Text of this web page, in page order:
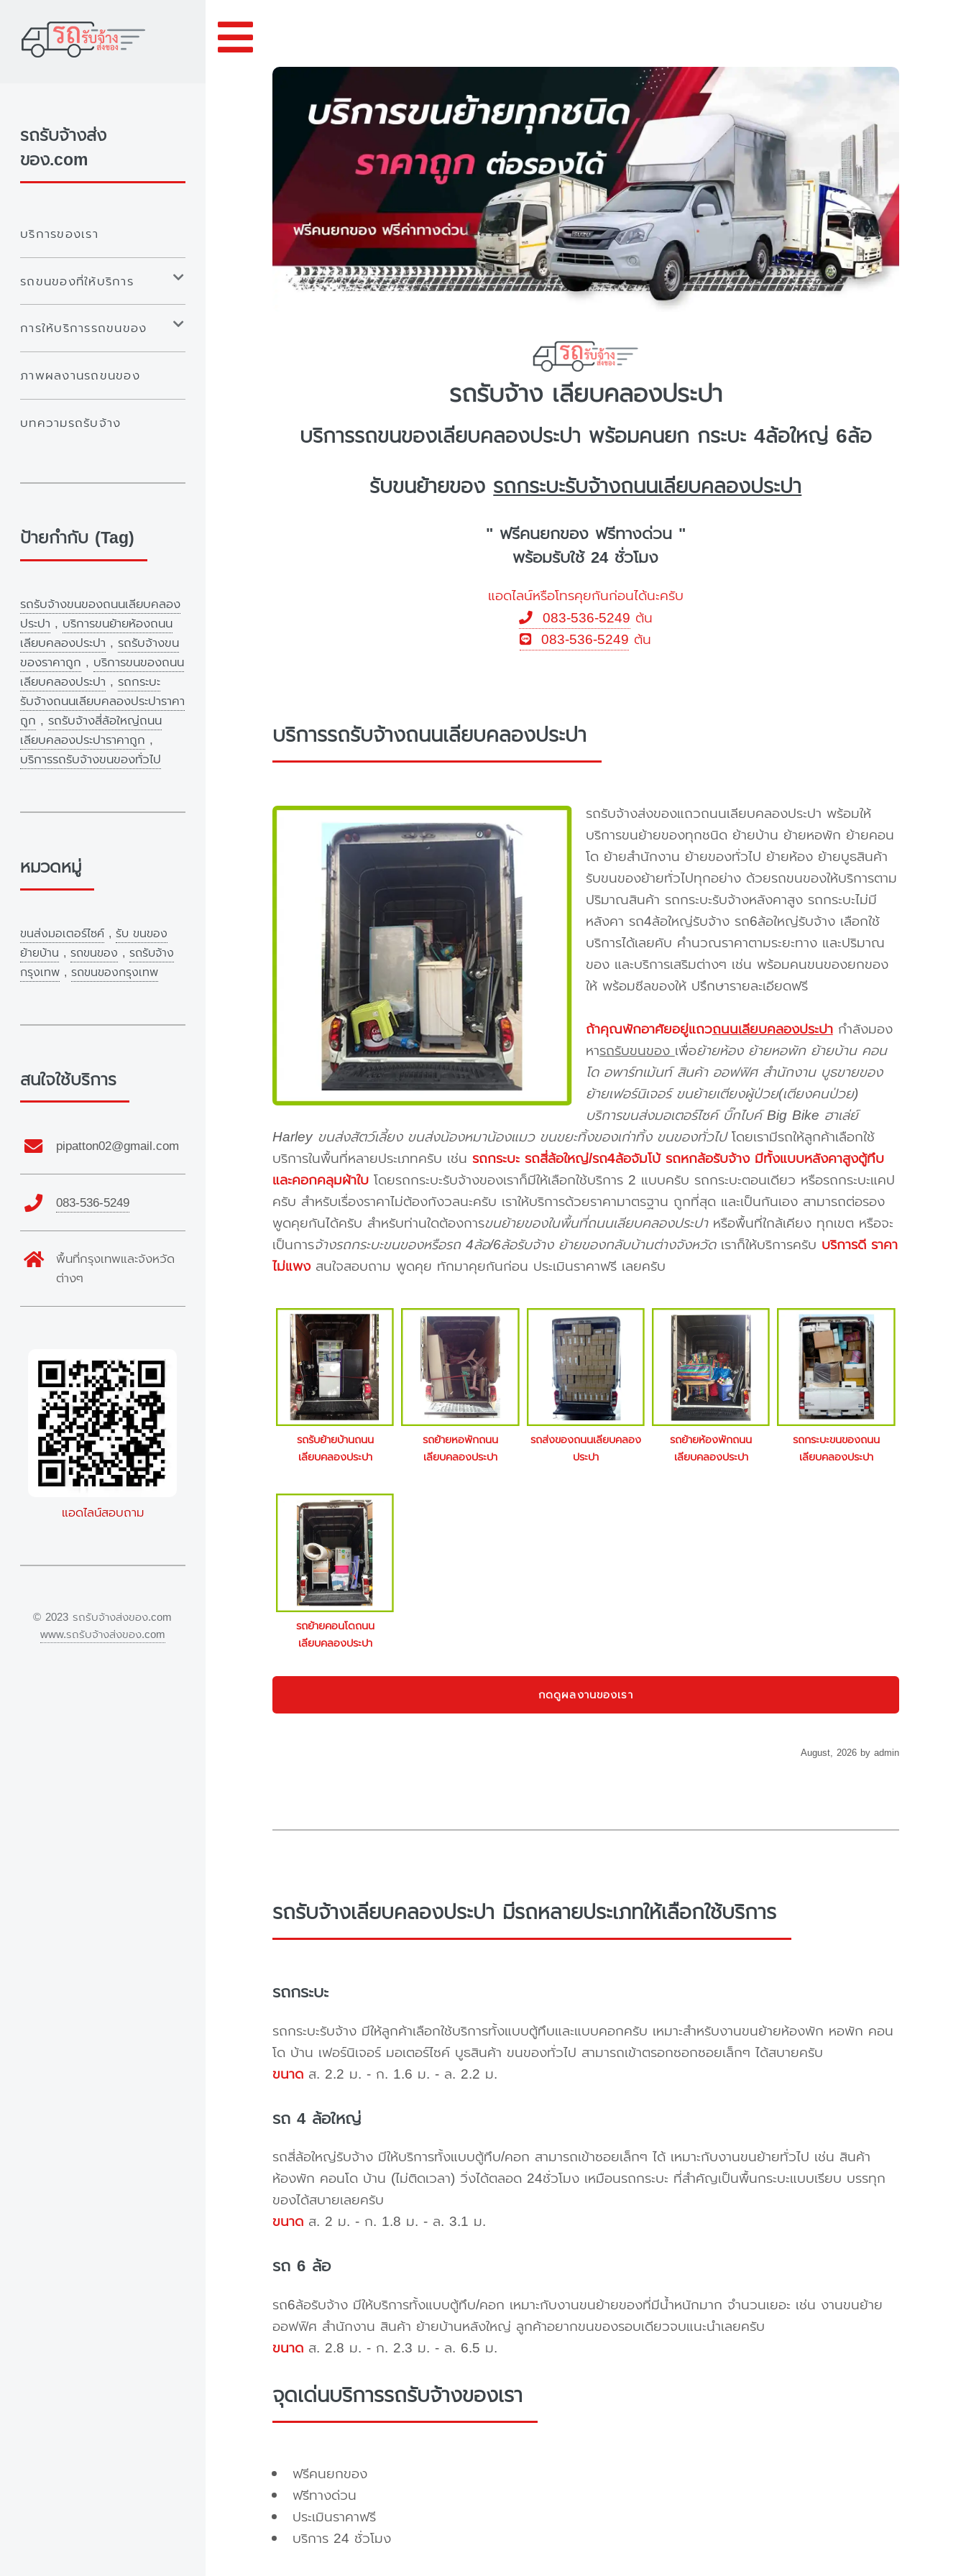
รถรับจ้าง เลียบคลองประปา
บริการรถขนของเลียบคลองประปา พร้อมคนยก กระบะ 4ล้อใหญ่ 6ล้อ
รับขนย้ายของรถกระบะรับจ้างถนนเลียบคลองประปา
" ฟรีคนยกของ ฟรีทางด่วน "
พร้อมรับใช้ 24 ชั่วโมง
แอดไลน์หรือโทรคุยกันก่อนได้นะครับ
083-536-5249 ต้น
083-536-5249 ต้น
บริการรถรับจ้างถนนเลียบคลองประปา
รถรับจ้างส่งของแถวถนนเลียบคลองประปา พร้อมให้
บริการขนย้ายของทุกชนิด ย้ายบ้าน ย้ายหอพัก ย้ายคอน
โด ย้ายสำนักงาน ย้ายของทั่วไป ย้ายห้อง ย้ายบูธสินค้า
รับขนของย้ายทั่วไปทุกอย่าง ด้วยรถขนของให้บริการตาม
ปริมาณสินค้า รถกระบะรับจ้างหลังคาสูง รถกระบะไม่มี
หลังคา รถ4ล้อใหญ่รับจ้าง รถ6ล้อใหญ่รับจ้าง เลือกใช้
บริการได้เลยคับ คำนวณราคาตามระยะทาง และปริมาณ
ของ และบริการเสริมต่างๆ เช่น พร้อมคนขนของยกของ
ให้ พร้อมซีลของให้ ปรึกษารายละเอียดฟรี
ถ้าคุณพักอาศัยอยู่แถวถนนเลียบคลองประปากำลังมอง
หารถรับขนของเพื่อย้ายห้อง ย้ายหอพัก ย้ายบ้าน คอน
โด อพาร์ทเม้นท์ สินค้า ออฟฟิศ สำนักงาน บูธขายของ
ย้ายเฟอร์นิเจอร์ ขนย้ายเตียงผู้ป่วย(เตียงคนป่วย)
บริการขนส่งมอเตอร์ไซค์ บิ๊กไบค์ Big Bike ฮาเล่ย์
Harley ขนส่งสัตว์เลี้ยง ขนส่งน้องหมาน้องแมว ขนขยะทิ้งของเก่าทิ้ง ขนของทั่วไปโดยเรามีรถให้ลูกค้าเลือกใช้
บริการในพื้นที่หลายประเภทครับ เช่น รถกระบะ รถสี่ล้อใหญ่/รถ4ล้อจัมโบ้ รถหกล้อรับจ้าง มีทั้งแบบหลังคาสูงตู้ทึบ
และคอกคลุมผ้าใบโดยรถกระบะรับจ้างของเราก็มีให้เลือกใช้บริการ 2 แบบครับ รถกระบะตอนเดียว หรือรถกระบะแคป
ครับ สำหรับเรื่องราคาไม่ต้องกังวลนะครับ เราให้บริการด้วยราคามาตรฐาน ถูกที่สุด และเป็นกันเอง สามารถต่อรอง
พูดคุยกันได้ครับ สำหรับท่านใดต้องการขนย้ายของในพื้นที่ถนนเลียบคลองประปาหรือพื้นที่ใกล้เคียง ทุกเขต หรือจะ
เป็นการจ้างรถกระบะขนของหรือรถ 4ล้อ/6ล้อรับจ้าง ย้ายของกลับบ้านต่างจังหวัดเราก็ให้บริการครับ บริการดี ราคา
ไม่แพงสนใจสอบถาม พูดคุย ทักมาคุยกันก่อน ประเมินราคาฟรี เลยครับ
รถรับย้ายบ้านถนน
เลียบคลองประปา
รถย้ายหอพักถนน
เลียบคลองประปา
รถส่งของถนนเลียบคลอง
ประปา
รถย้ายห้องพักถนน
เลียบคลองประปา
รถกระบะขนของถนน
เลียบคลองประปา
รถย้ายคอนโดถนน
เลียบคลองประปา
กดดูผลงานของเรา
August, 2026 by admin
รถรับจ้างเลียบคลองประปา มีรถหลายประเภทให้เลือกใช้บริการ
รถกระบะ
รถกระบะรับจ้าง มีให้ลูกค้าเลือกใช้บริการทั้งแบบตู้ทึบและแบบคอกครับ เหมาะสำหรับงานขนย้ายห้องพัก หอพัก คอน
โด บ้าน เฟอร์นิเจอร์ มอเตอร์ไซค์ บูธสินค้า ขนของทั่วไป สามารถเข้าตรอกซอกซอยเล็กๆ ได้สบายครับ
ขนาดส. 2.2 ม. - ก. 1.6 ม. - ล. 2.2 ม.
รถ 4 ล้อใหญ่
รถสี่ล้อใหญ่รับจ้าง มีให้บริการทั้งแบบตู้ทึบ/คอก สามารถเข้าซอยเล็กๆ ได้ เหมาะกับงานขนย้ายทั่วไป เช่น สินค้า
ห้องพัก คอนโด บ้าน (ไม่ติดเวลา) วิ่งได้ตลอด 24ชั่วโมง เหมือนรถกระบะ ที่สำคัญเป็นพื้นกระบะแบบเรียบ บรรทุก
ของได้สบายเลยครับ
ขนาดส. 2 ม. - ก. 1.8 ม. - ล. 3.1 ม.
รถ 6 ล้อ
รถ6ล้อรับจ้าง มีให้บริการทั้งแบบตู้ทึบ/คอก เหมาะกับงานขนย้ายของที่มีน้ำหนักมาก จำนวนเยอะ เช่น งานขนย้าย
ออฟฟิศ สำนักงาน สินค้า ย้ายบ้านหลังใหญ่ ลูกค้าอยากขนของรอบเดียวจบแนะนำเลยครับ
ขนาดส. 2.8 ม. - ก. 2.3 ม. - ล. 6.5 ม.
จุดเด่นบริการรถรับจ้างของเรา
ฟรีคนยกของ
ฟรีทางด่วน
ประเมินราคาฟรี
บริการ 24 ชั่วโมง
รถรับจ้างส่ง
ของ.com
บริการของเรา
รถขนของที่ให้บริการ
การให้บริการรถขนของ
ภาพผลงานรถขนของ
บทความรถรับจ้าง
ป้ายกำกับ (Tag)
รถรับจ้างขนของถนนเลียบคลอง
ประปา , บริการขนย้ายห้องถนน
เลียบคลองประปา , รถรับจ้างขน
ของราคาถูก , บริการขนของถนน
เลียบคลองประปา , รถกระบะ
รับจ้างถนนเลียบคลองประปาราคา
ถูก , รถรับจ้างสี่ล้อใหญ่ถนน
เลียบคลองประปาราคาถูก ,
บริการรถรับจ้างขนของทั่วไป
หมวดหมู่
ขนส่งมอเตอร์ไซค์ , รับ ขนของ
ย้ายบ้าน , รถขนของ , รถรับจ้าง
กรุงเทพ , รถขนของกรุงเทพ
สนใจใช้บริการ
pipatton02@gmail.com
083-536-5249
พื้นที่กรุงเทพและจังหวัด
ต่างๆ
แอดไลน์สอบถาม
© 2023 รถรับจ้างส่งของ.com
www.รถรับจ้างส่งของ.com